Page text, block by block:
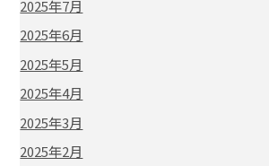
2025年7月
2025年6月
2025年5月
2025年4月
2025年3月
2025年2月